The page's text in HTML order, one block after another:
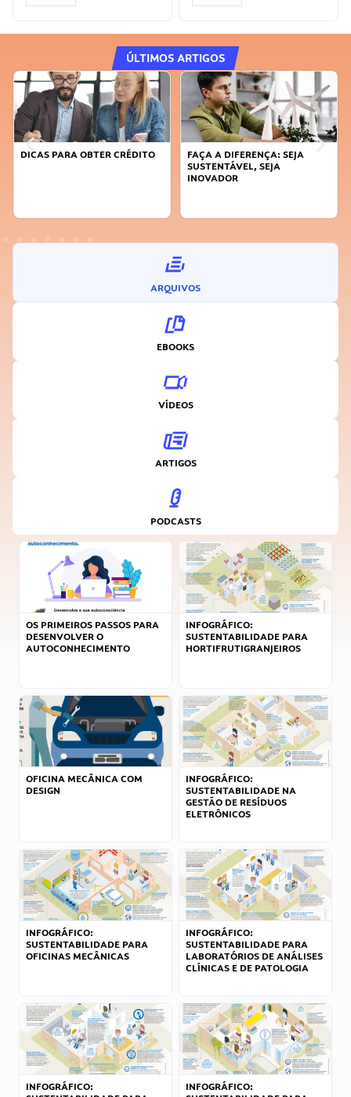
ÚLTIMOS ARTIGOS
DICAS PARA OBTER CRÉDITO
FAÇA A DIFERENÇA: SEJA
SUSTENTÁVEL, SEJA
INOVADOR
ARQUIVOS
EBOOKS
VÍDEOS
ARTIGOS
PODCASTS
OS PRIMEIROS PASSOS PARA
DESENVOLVER O
AUTOCONHECIMENTO
INFOGRÁFICO:
SUSTENTABILIDADE PARA
HORTIFRUTIGRANJEIROS
OFICINA MECÂNICA COM
DESIGN
INFOGRÁFICO:
SUSTENTABILIDADE NA
GESTÃO DE RESÍDUOS
ELETRÔNICOS
INFOGRÁFICO:
SUSTENTABILIDADE PARA
OFICINAS MECÂNICAS
INFOGRÁFICO:
SUSTENTABILIDADE PARA
LABORATÓRIOS DE ANÁLISES
CLÍNICAS E DE PATOLOGIA
INFOGRÁFICO:
INFOGRÁFICO: